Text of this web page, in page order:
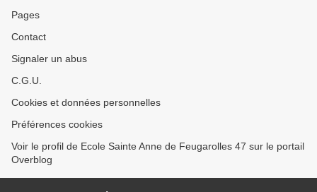
Pages
Contact
Signaler un abus
C.G.U.
Cookies et données personnelles
Préférences cookies
Voir le profil de Ecole Sainte Anne de Feugarolles 47 sur le portail
Overblog